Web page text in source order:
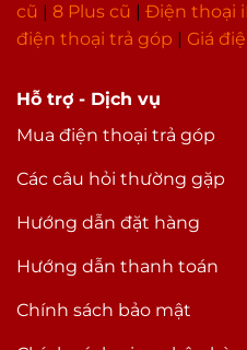
Hỗ trợ - Dịch vụ
Mua điện thoại trả góp
Các câu hỏi thường gặp
Hướng dẫn đặt hàng
Hướng dẫn thanh toán
Chính sách bảo mật
cũ
8 Plus cũ Điện thoại
điện thoại trả góp
Giá